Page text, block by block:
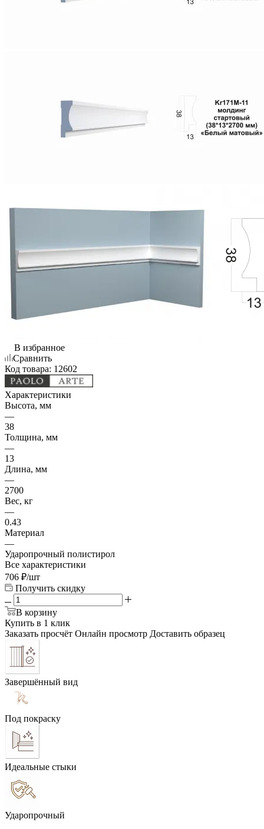
В избранное
Сравнить
Код товара: 12602
Характеристики
Высота, мм
—
38
Толщина, мм
—
13
Длина, мм
—
2700
Вес, кг
—
0.43
Материал
—
Ударопрочный полистирол
Все характеристики
706 ₽/шт
Получить скидку
В корзину
Купить в 1 клик
Заказать просчёт Онлайн просмотр Доставить образец
Завершённый вид
Под покраску
Идеальные стыки
Ударопрочный